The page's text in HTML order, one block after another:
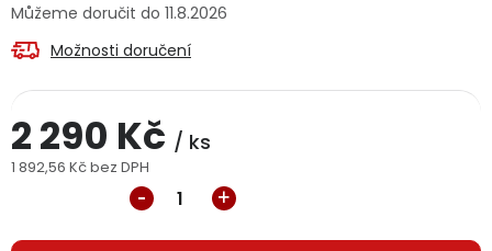
Servis nářadí Hodnocení obchodu
Reklamační formulář Odstoupení ve lhůtě 14 dní
11.8.2026
Možnosti doručení
2 290 Kč / ks
1 892,56 Kč bez DPH